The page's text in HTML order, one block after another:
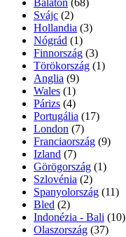
Balaton (68)
Svájc (2)
Hollandia (3)
Nógrád (1)
Finnország (3)
Törökország (1)
Anglia (9)
Wales (1)
Párizs (4)
Portugália (17)
London (7)
Franciaország (9)
Izland (7)
Görögország (1)
Szlovénia (2)
Spanyolország (11)
Bled (2)
Indonézia - Bali (10)
Olaszország (37)